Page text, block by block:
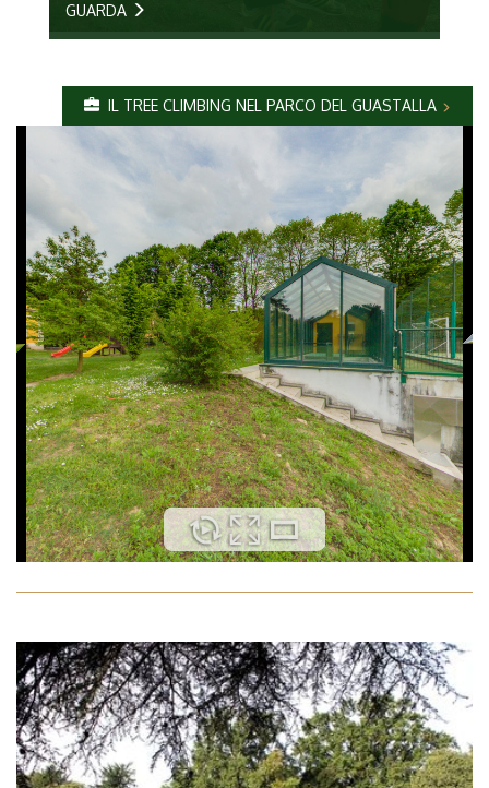
GUARDA
IL TREE CLIMBING NEL PARCO DEL GUASTALLA